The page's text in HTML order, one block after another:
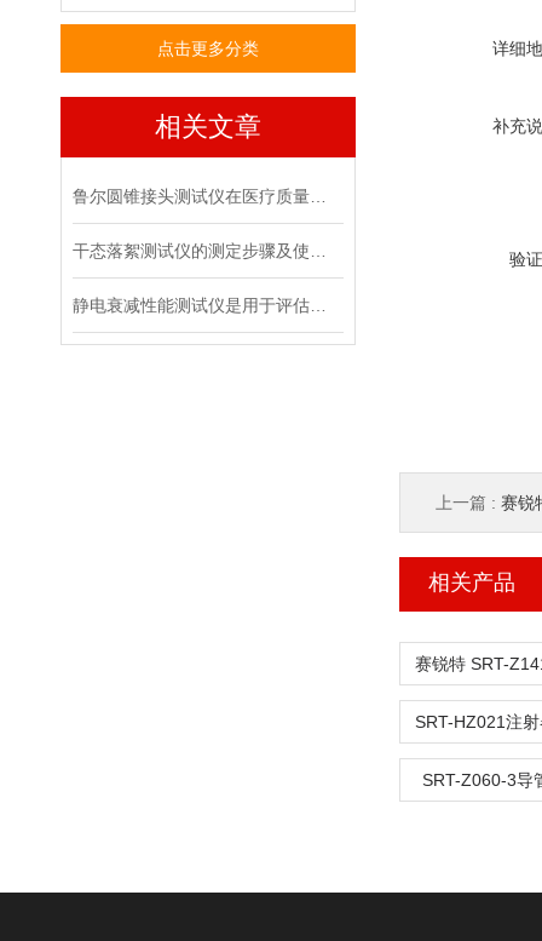
点击更多分类
相关文章
详细
补充
验
上一篇 : 赛锐
相关产品
SRT-Z060-3导